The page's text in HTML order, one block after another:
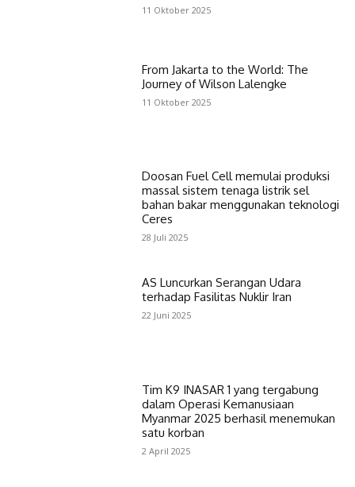
11 Oktober 2025
From Jakarta to the World: The
Journey of Wilson Lalengke
11 Oktober 2025
Doosan Fuel Cell memulai produksi
massal sistem tenaga listrik sel
bahan bakar menggunakan teknologi
Ceres
28 Juli 2025
AS Luncurkan Serangan Udara
terhadap Fasilitas Nuklir Iran
22 Juni 2025
Tim K9 INASAR 1 yang tergabung
dalam Operasi Kemanusiaan
Myanmar 2025 berhasil menemukan
satu korban
2 April 2025